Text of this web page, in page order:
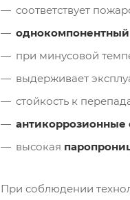
соответствует
однокомпонентный
при минусовой
выдерживает
стойкость к
антикоррозионные
высокая
При соблюдении